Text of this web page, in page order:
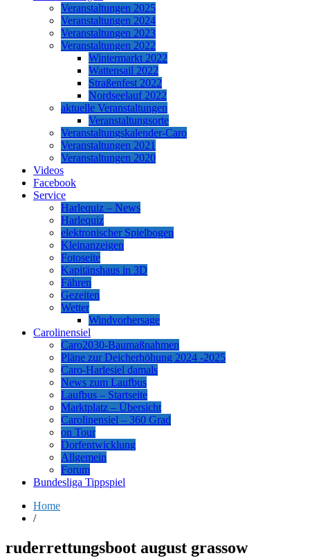
Veranstaltungen 2025
Veranstaltungen 2024
Veranstaltungen 2023
Veranstaltungen 2022
Wintermarkt 2022
Wattensail 2022
Straßenfest 2022
Nordseelauf 2022
aktuelle Veranstaltungen
Veranstaltungsorte
Veranstaltungskalender-Caro
Veranstaltungen 2021
Veranstaltungen 2020
Videos
Facebook
Service
Harlequiz – News
Harlequiz
elektronischer Spielbogen
Kleinanzeigen
Fotoseite
Kapitänshaus in 3D
Fähren
Gezeiten
Wetter
Windvorhersage
Carolinensiel
Caro2030-Baumaßnahmen
Pläne zur Deicherhöhung 2024 -2025
Caro-Harlesiel damals
News zum Laufbus
Laufbus – Startseite
Marktplatz – Übersicht
Carolinensiel – 360 Grad
on Tour
Dorfentwicklung
Allgemein
Forum
Bundesliga Tippspiel
Home
/
ruderrettungsboot august grassow